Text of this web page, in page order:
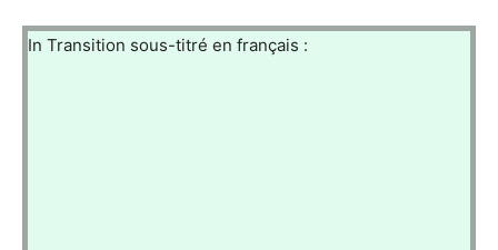
In Transition sous-titré en français :